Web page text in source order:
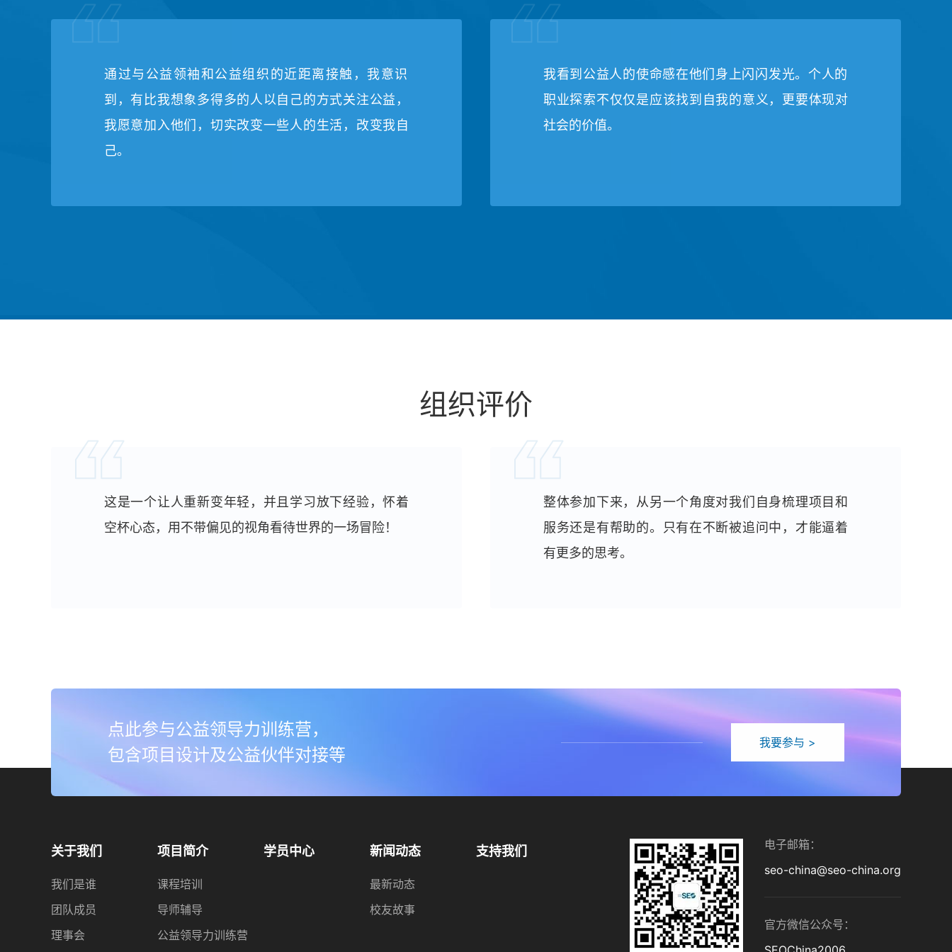
通过与公益领袖和公益组织的近距离接触，我意识
到，有比我想象多得多的人以自己的方式关注公益，
我愿意加入他们，切实改变一些人的生活，改变我自
己。
我看到公益人的使命感在他们身上闪闪发光。个人的
职业探索不仅仅是应该找到自我的意义，更要体现对
社会的价值。
组织评价
这是一个让人重新变年轻，并且学习放下经验，怀着
空杯心态，用不带偏见的视角看待世界的一场冒险！
整体参加下来，从另一个角度对我们自身梳理项目和
服务还是有帮助的。只有在不断被追问中，才能逼着
有更多的思考。
点此参与公益领导力训练营，
包含项目设计及公益伙伴对接等
我要参与 >
关于我们
我们是谁
团队成员
理事会
项目简介
课程培训
导师辅导
公益领导力训练营
学员中心 新闻动态
最新动态
校友故事
支持我们
电子邮箱：
seo-china@seo-china.org
官方微信公众号：